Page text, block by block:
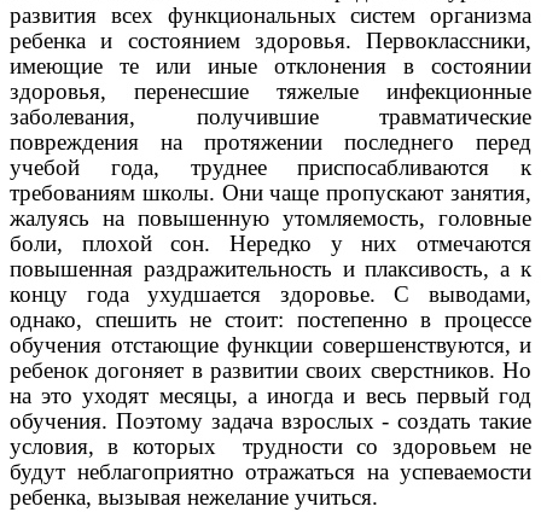
развития всех функциональных систем организма
ребенка и состоянием здоровья. Первоклассники,
имеющие те или иные отклонения в состоянии
здоровья, перенесшие тяжелые инфекционные
заболевания, получившие травматические
повреждения на протяжении последнего перед
учебой года, труднее приспосабливаются к
требованиям школы. Они чаще пропускают занятия,
жалуясь на повышенную утомляемость, головные
боли, плохой сон. Нередко у них отмечаются
повышенная раздражительность и плаксивость, а к
концу года ухудшается здоровье. С выводами,
однако, спешить не стоит: постепенно в процессе
обучения отстающие функции совершенствуются, и
ребенок догоняет в развитии своих сверстников. Но
на это уходят месяцы, а иногда и весь первый год
обучения. Поэтому задача взрослых - создать такие
условия, в которых трудности со здоровьем не
будут неблагоприятно отражаться на успеваемости
ребенка, вызывая нежелание учиться.